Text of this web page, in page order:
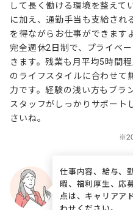
して長く働ける環境を整えて
に加え、通勤手当も支給され
を得ながらお仕事ができます
完全週休2日制で、プライベ
きます。残業も月平均5時間
のライフスタイルに合わせて
力です。経験の浅い方もブラ
スタッフがしっかりサポート
さいね。
仕事内容、給与、
暇、福利厚生、応
点は、キャリアア